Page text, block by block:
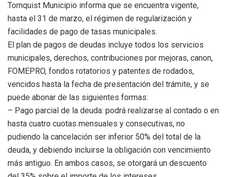
Tornquist Municipio informa que se encuentra vigente,
hasta el 31 de marzo, el régimen de regularización y
facilidades de pago de tasas municipales.
El plan de pagos de deudas incluye todos los servicios
municipales, derechos, contribuciones por mejoras, canon,
FOMEPRO, fondos rotatorios y patentes de rodados,
vencidos hasta la fecha de presentación del trámite, y se
puede abonar de las siguientes formas:
– Pago parcial de la deuda: podrá realizarse al contado o en
hasta cuatro cuotas mensuales y consecutivas, no
pudiendo la cancelación ser inferior 50% del total de la
deuda, y debiendo incluirse la obligación con vencimiento
más antiguo. En ambos casos, se otorgará un descuento